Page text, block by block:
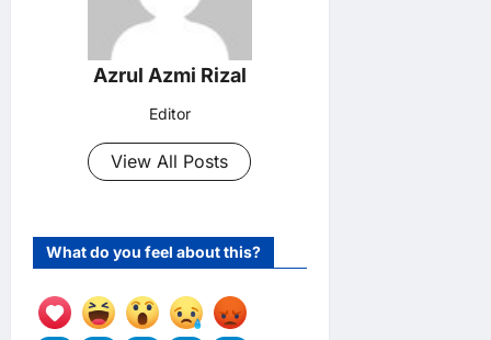
Azrul Azmi Rizal
Editor
View All Posts
What do you feel about this?